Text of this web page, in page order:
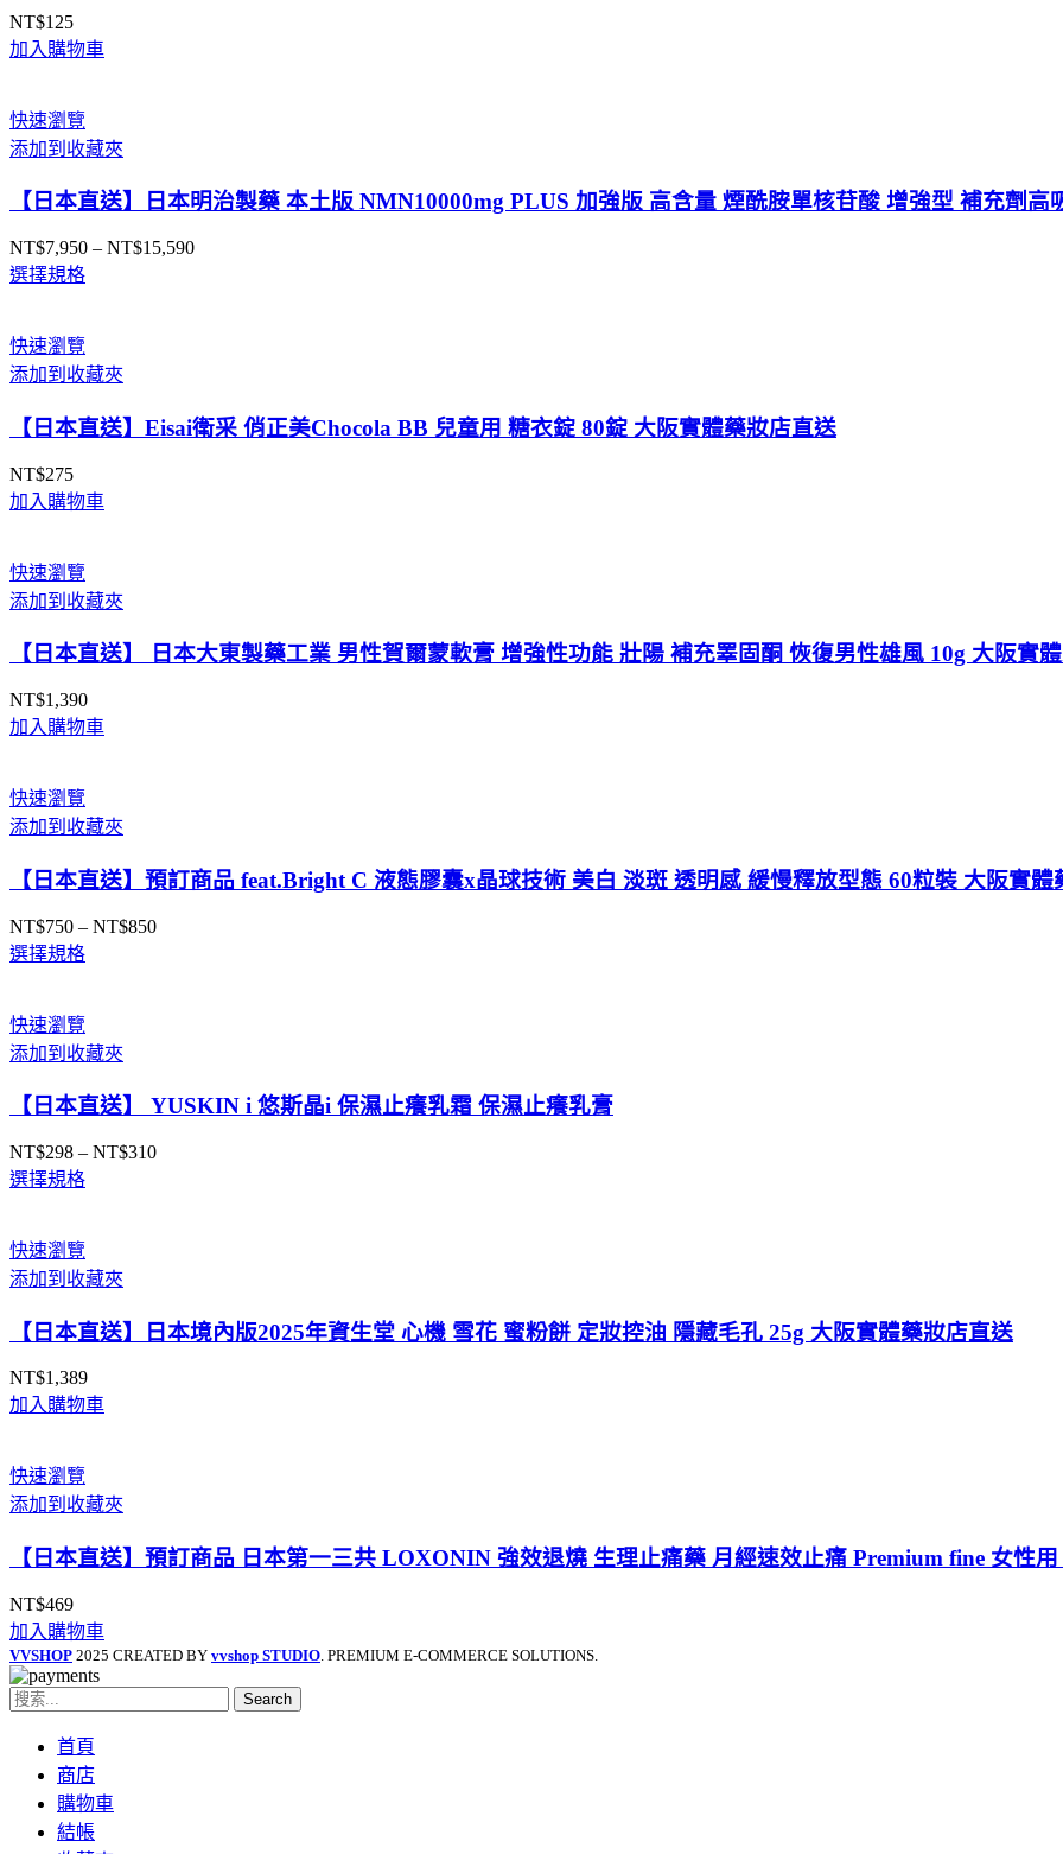
NT$125
加入購物車
快速瀏覽
添加到收藏夾
【日本直送】日本明治製藥 本土版 NMN10000mg PLUS 加強版 高含量 煙酰胺單核苷酸 增強型 補充劑
NT$7,950 – NT$15,590價
選擇規格
快速瀏覽
添加到收藏夾
【日本直送】Eisai衛采 俏正美Chocola BB 兒童用 糖衣錠 80錠 大阪實體藥妝店直送
NT$275
加入購物車
快速瀏覽
添加到收藏夾
【日本直送】 日本大東製藥工業 男性賀爾蒙軟膏 增強性功能 壯陽 補充睪固酮 恢復男性雄風 10g 大阪實
NT$1,390
加入購物車
快速瀏覽
添加到收藏夾
【日本直送】預訂商品 feat.Bright C 液態膠囊x晶球技術 美白 淡斑 透明感 緩慢釋放型態 60粒裝 大阪實體
NT$750 – NT$850價
選擇規格
快速瀏覽
添加到收藏夾
【日本直送】 YUSKIN i 悠斯晶i 保濕止癢乳霜 保濕止癢乳膏
NT$298 – NT$310價
選擇規格
快速瀏覽
添加到收藏夾
【日本直送】日本境內版2025年資生堂 心機 雪花 蜜粉餅 定妝控油 隱藏毛孔 25g 大阪實體藥妝店直送
NT$1,389
加入購物車
快速瀏覽
添加到收藏夾
【日本直送】預訂商品 日本第一三共 LOXONIN 強效退燒 生理止痛藥 月經速效止痛 Premium fine 女性
NT$469
加入購物車
VVSHOP 2025 CREATED BY vvshop STUDIO . PREMIUM E-COMMERCE SOLUTIONS.
Search
首頁
商店
購物車
結帳